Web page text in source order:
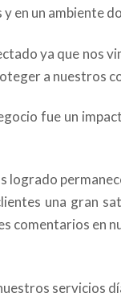
en un ambiente
ya que nos
a nuestros
fue un
logrado
una gran
comentarios en
servicios